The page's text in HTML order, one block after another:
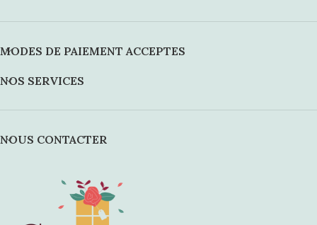
MODES DE PAIEMENT ACCEPTES
NOS SERVICES
NOUS CONTACTER